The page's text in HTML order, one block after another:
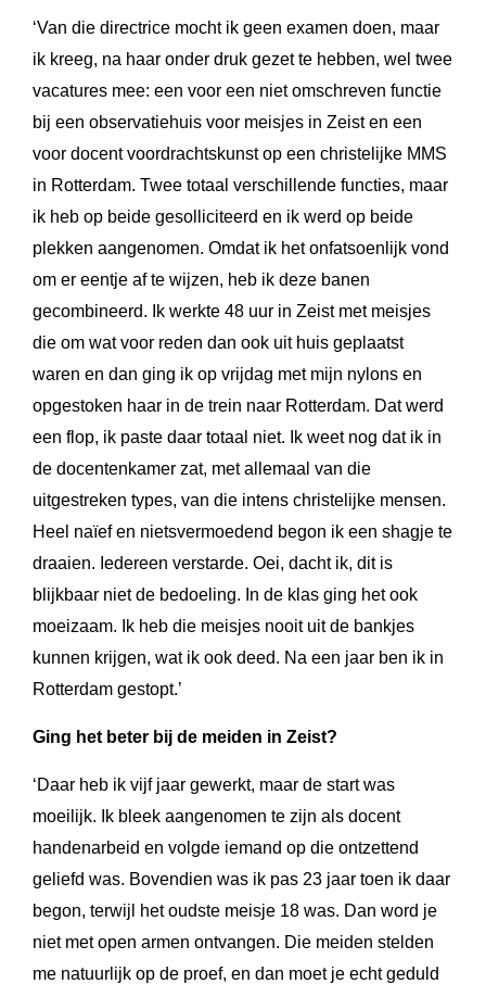
‘Van die directrice mocht ik geen examen doen, maar
ik kreeg, na haar onder druk gezet te hebben, wel twee
vacatures mee: een voor een niet omschreven functie
bij een observatiehuis voor meisjes in Zeist en een
voor docent voordrachtskunst op een christelijke MMS
in Rotterdam. Twee totaal verschillende functies, maar
ik heb op beide gesolliciteerd en ik werd op beide
plekken aangenomen. Omdat ik het onfatsoenlijk vond
om er eentje af te wijzen, heb ik deze banen
gecombineerd. Ik werkte 48 uur in Zeist met meisjes
die om wat voor reden dan ook uit huis geplaatst
waren en dan ging ik op vrijdag met mijn nylons en
opgestoken haar in de trein naar Rotterdam. Dat werd
een flop, ik paste daar totaal niet. Ik weet nog dat ik in
de docentenkamer zat, met allemaal van die
uitgestreken types, van die intens christelijke mensen.
Heel naïef en nietsvermoedend begon ik een shagje te
draaien. Iedereen verstarde. Oei, dacht ik, dit is
blijkbaar niet de bedoeling. In de klas ging het ook
moeizaam. Ik heb die meisjes nooit uit de bankjes
kunnen krijgen, wat ik ook deed. Na een jaar ben ik in
Rotterdam gestopt.’
Ging het beter bij de meiden in Zeist?
‘Daar heb ik vijf jaar gewerkt, maar de start was
moeilijk. Ik bleek aangenomen te zijn als docent
handenarbeid en volgde iemand op die ontzettend
geliefd was. Bovendien was ik pas 23 jaar toen ik daar
begon, terwijl het oudste meisje 18 was. Dan word je
niet met open armen ontvangen. Die meiden stelden
me natuurlijk op de proef, en dan moet je echt geduld